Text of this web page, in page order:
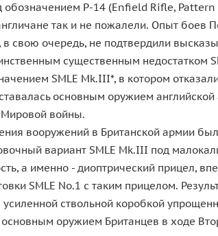
P-14 (Enfield Rifle,
так и не пожалели. Опыт
свою очередь, не подтвердили
существенным недостатком
SMLE Mk.III*, в котором
основным оружием
Мировой войны.
вооружений в Британской армии
вариант SMLE Mk.III под
а именно - диоптрический прицел,
SMLE No.1 с таким прицелом.
усиленной ствольной коробкой
оружием Британцев в ходе